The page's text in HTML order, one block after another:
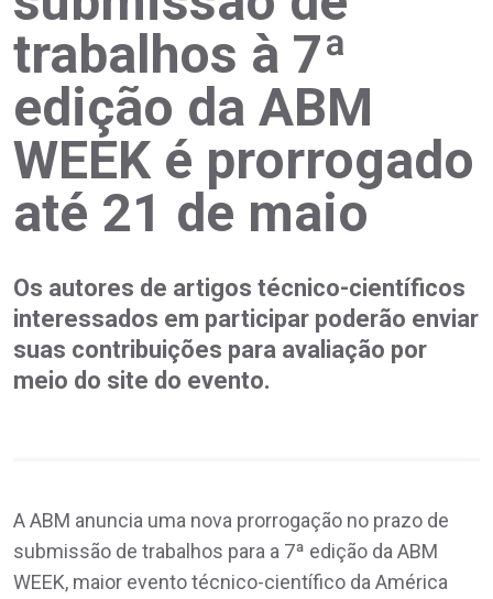
trabalhos à 7ª
edição da ABM
WEEK é prorrogado
até 21 de maio
Os autores de artigos técnico-científicos
interessados em participar poderão enviar
suas contribuições para avaliação por
meio do site do evento.
A ABM anuncia uma nova prorrogação no prazo de
submissão de trabalhos para a 7ª edição da ABM
WEEK, maior evento técnico-científico da América